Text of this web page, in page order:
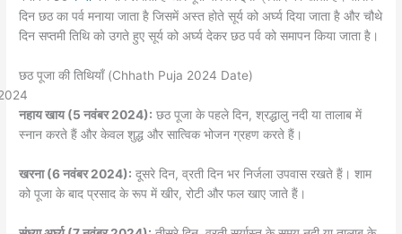
दिन छठ का पर्व मनाया जाता है जिसमें अस्त होते सूर्य को अर्घ्य दिया जाता है और चौथे
दिन सप्तमी तिथि को उगते हुए सूर्य को अर्घ्य देकर छठ पर्व को समापन किया जाता है।
छठ पूजा की तिथियाँ (Chhath Puja 2024 Date)
नहाय खाय (5 नवंबर 2024): छठ पूजा के पहले दिन, श्रद्धालु नदी या तालाब में
स्नान करते हैं और केवल शुद्ध और सात्विक भोजन ग्रहण करते हैं।
खरना (6 नवंबर 2024): दूसरे दिन, व्रती दिन भर निर्जला उपवास रखते हैं। शाम
को पूजा के बाद प्रसाद के रूप में खीर, रोटी और फल खाए जाते हैं।